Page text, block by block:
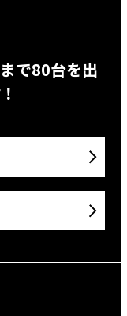
で80台を出